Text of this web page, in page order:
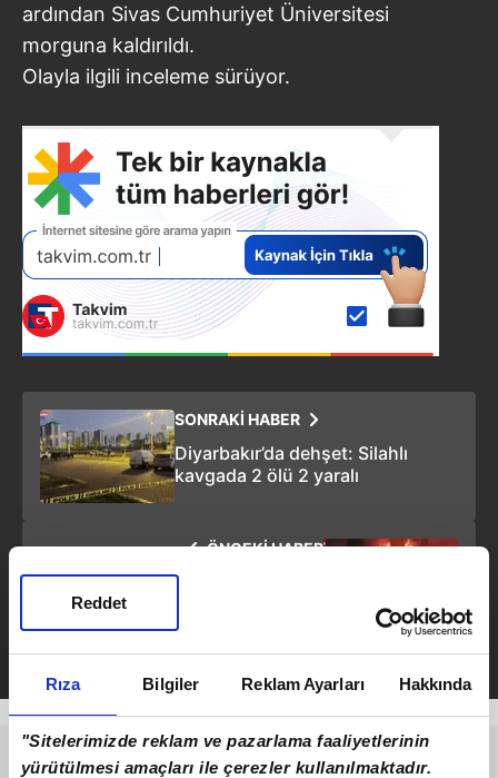
Rıza Bilgiler Reklam Ayarları Hakkında
"Sitelerimizde reklam ve pazarlama faaliyetlerinin
yürütülmesi amaçları ile çerezler kullanılmaktadır.
Reddet
ardından Sivas Cumhuriyet Üniversitesi
morguna kaldırıldı.
Olayla ilgili inceleme sürüyor.
SONRAKİ HABER
Diyarbakır’da dehşet: Silahlı
kavgada 2 ölü 2 yaralı
ÖNCEKİ HABER
Bosna Hersek'te huzurevinde
yangın: 10 ölü, 20 yaralı